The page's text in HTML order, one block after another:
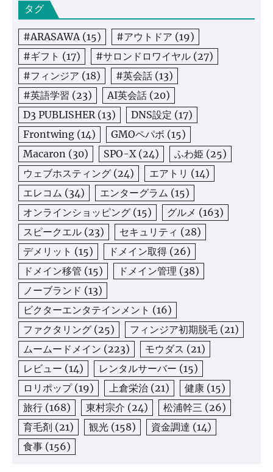
タグ
#ARASAWA (15) #アウトドア (19)
#ギフト (17) #サロンドロワイヤル (27)
#フィンジア (18) #英会話 (13)
#英語学習 (23) AI英会話 (20)
D3 PUBLISHER (13) DNS設定 (17)
Frontwing (14) GMOペパボ (15)
Macaron (30) SPO-X (24) ふわ姫 (25)
ウェブホスティング (24) エアトリ (14)
エレコム (34) エンターグラム (15)
オンラインショッピング (15) グルメ (163)
スピークエル (23) セキュリティ (28)
デメリット (15) ドメイン取得 (26)
ドメイン移管 (15) ドメイン管理 (38)
ノーブランド (13)
ビクターエンタテインメント (16)
ファクタリング (25) フィンジア初期脱毛 (21)
ムームードメイン (223) モウダス (21)
レビュー (14) レンタルサーバー (15)
ロリポップ(19) 上倉栄治 (21) 健康 (15)
旅行 (168) 東村宗介 (24) 松浦幹三 (26)
育毛剤 (21) 観光 (158) 資金調達 (14)
食事 (156)